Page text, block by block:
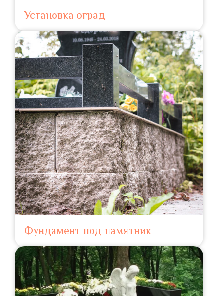
Установка оград
Фундамент под памятник